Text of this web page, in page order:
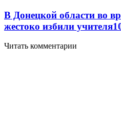
В Донецкой области во
жестоко избили учителя
Читать комментарии